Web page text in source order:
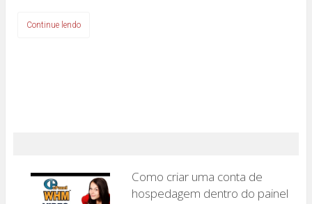
Continue lendo
Como criar uma conta de
hospedagem dentro do painel